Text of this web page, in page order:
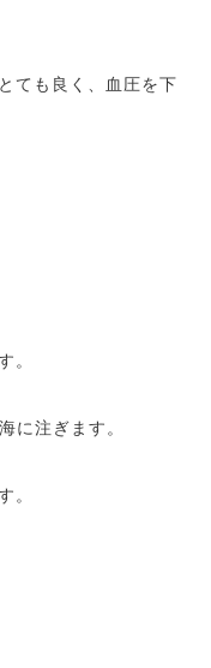
ても良く、血圧を下
。
に注ぎます。
。